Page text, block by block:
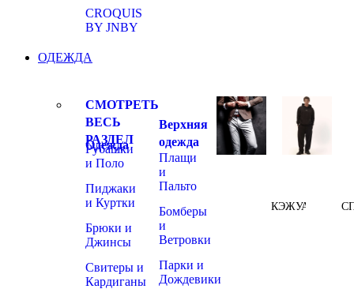
CROQUIS
BY JNBY
ОДЕЖДА
СМОТРЕТЬ
ВЕСЬ
РАЗДЕЛ
Одежда
Рубашки
и Поло
Пиджаки
и Куртки
Брюки и
Джинсы
Свитеры и
Кардиганы
Верхняя
одежда
Плащи
и
Пальто
Бомберы
и
Ветровки
Парки и
Дождевики
КЭЖУАЛ